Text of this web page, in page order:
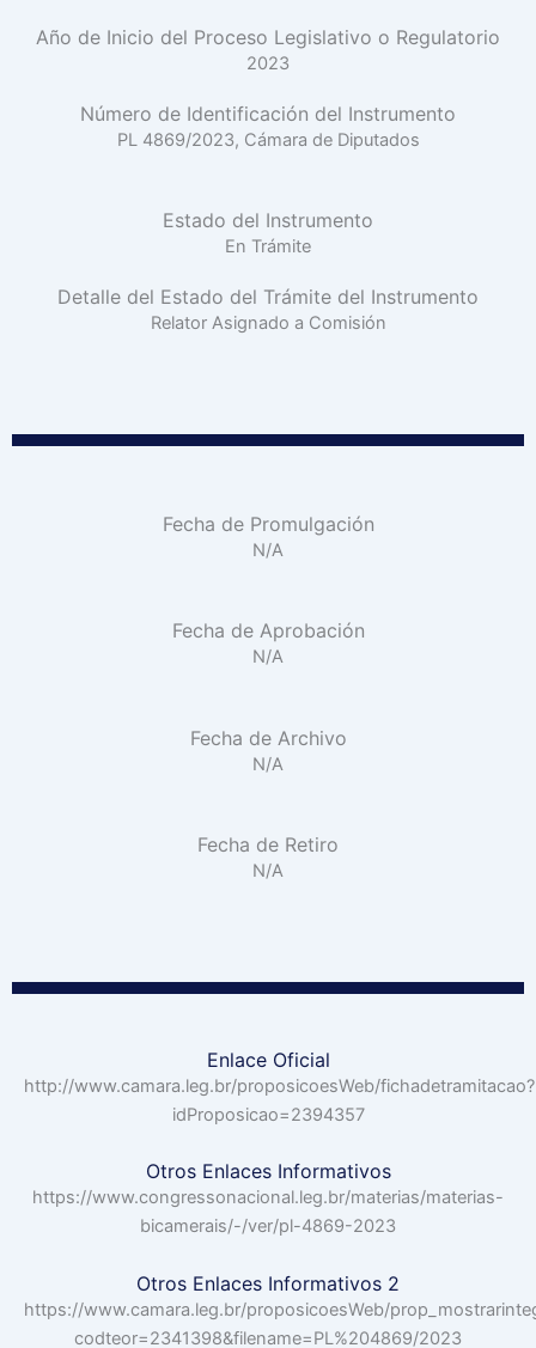
Año de Inicio del Proceso Legislativo o Regulatorio
2023
Número de Identificación del Instrumento
PL 4869/2023, Cámara de Diputados
Estado del Instrumento
En Trámite
Detalle del Estado del Trámite del Instrumento
Relator Asignado a Comisión
Fecha de Promulgación
N/A
Fecha de Aprobación
N/A
Fecha de Archivo
N/A
Fecha de Retiro
N/A
Enlace Oficial
http://www.camara.leg.br/proposicoesWeb/fichadetramitacao?
idProposicao=2394357
Otros Enlaces Informativos
https://www.congressonacional.leg.br/materias/materias-
bicamerais/-/ver/pl-4869-2023
Otros Enlaces Informativos 2
https://www.camara.leg.br/proposicoesWeb/
codteor=2341398&filename=PL%204869/2023